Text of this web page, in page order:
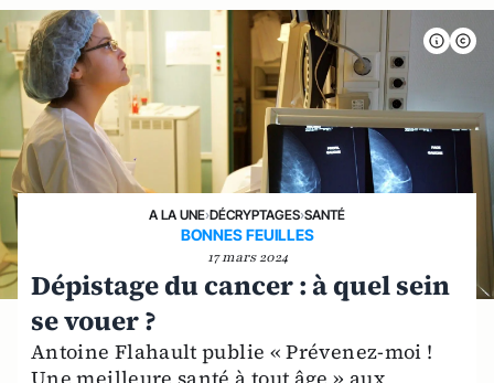
A LA UNE›DÉCRYPTAGES›SANTÉ
BONNES FEUILLES
17 mars 2024
Dépistage du cancer : à quel sein
se vouer ?
Antoine Flahault publie « Prévenez-moi !